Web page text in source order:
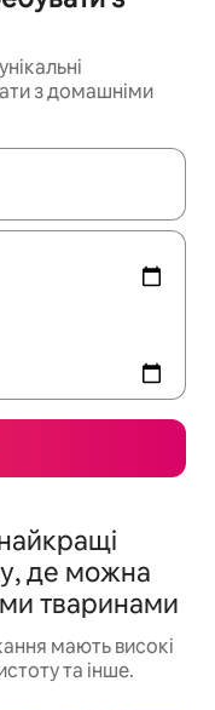
з домашніми
для
де можна
тваринами
мають високі
та інше.